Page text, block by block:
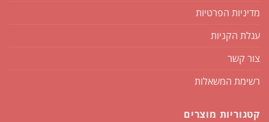
מדיניות הפרטיות
עגלת הקניות
צור קשר
רשימת המשאלות
קטגוריות מוצרים